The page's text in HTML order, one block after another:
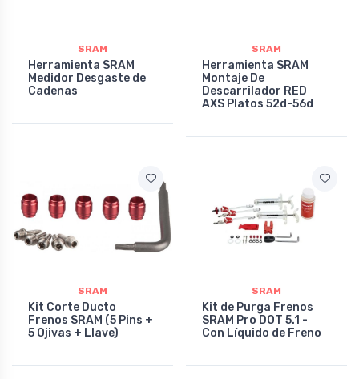
SRAM
Herramienta SRAM
Medidor Desgaste de
Cadenas
SRAM
Herramienta SRAM
Montaje De
Descarrilador RED
AXS Platos 52d-56d
SRAM
Kit Corte Ducto
Frenos SRAM (5 Pins +
5 Ojivas + Llave)
SRAM
Kit de Purga Frenos
SRAM Pro DOT 5.1 -
Con Líquido de Freno